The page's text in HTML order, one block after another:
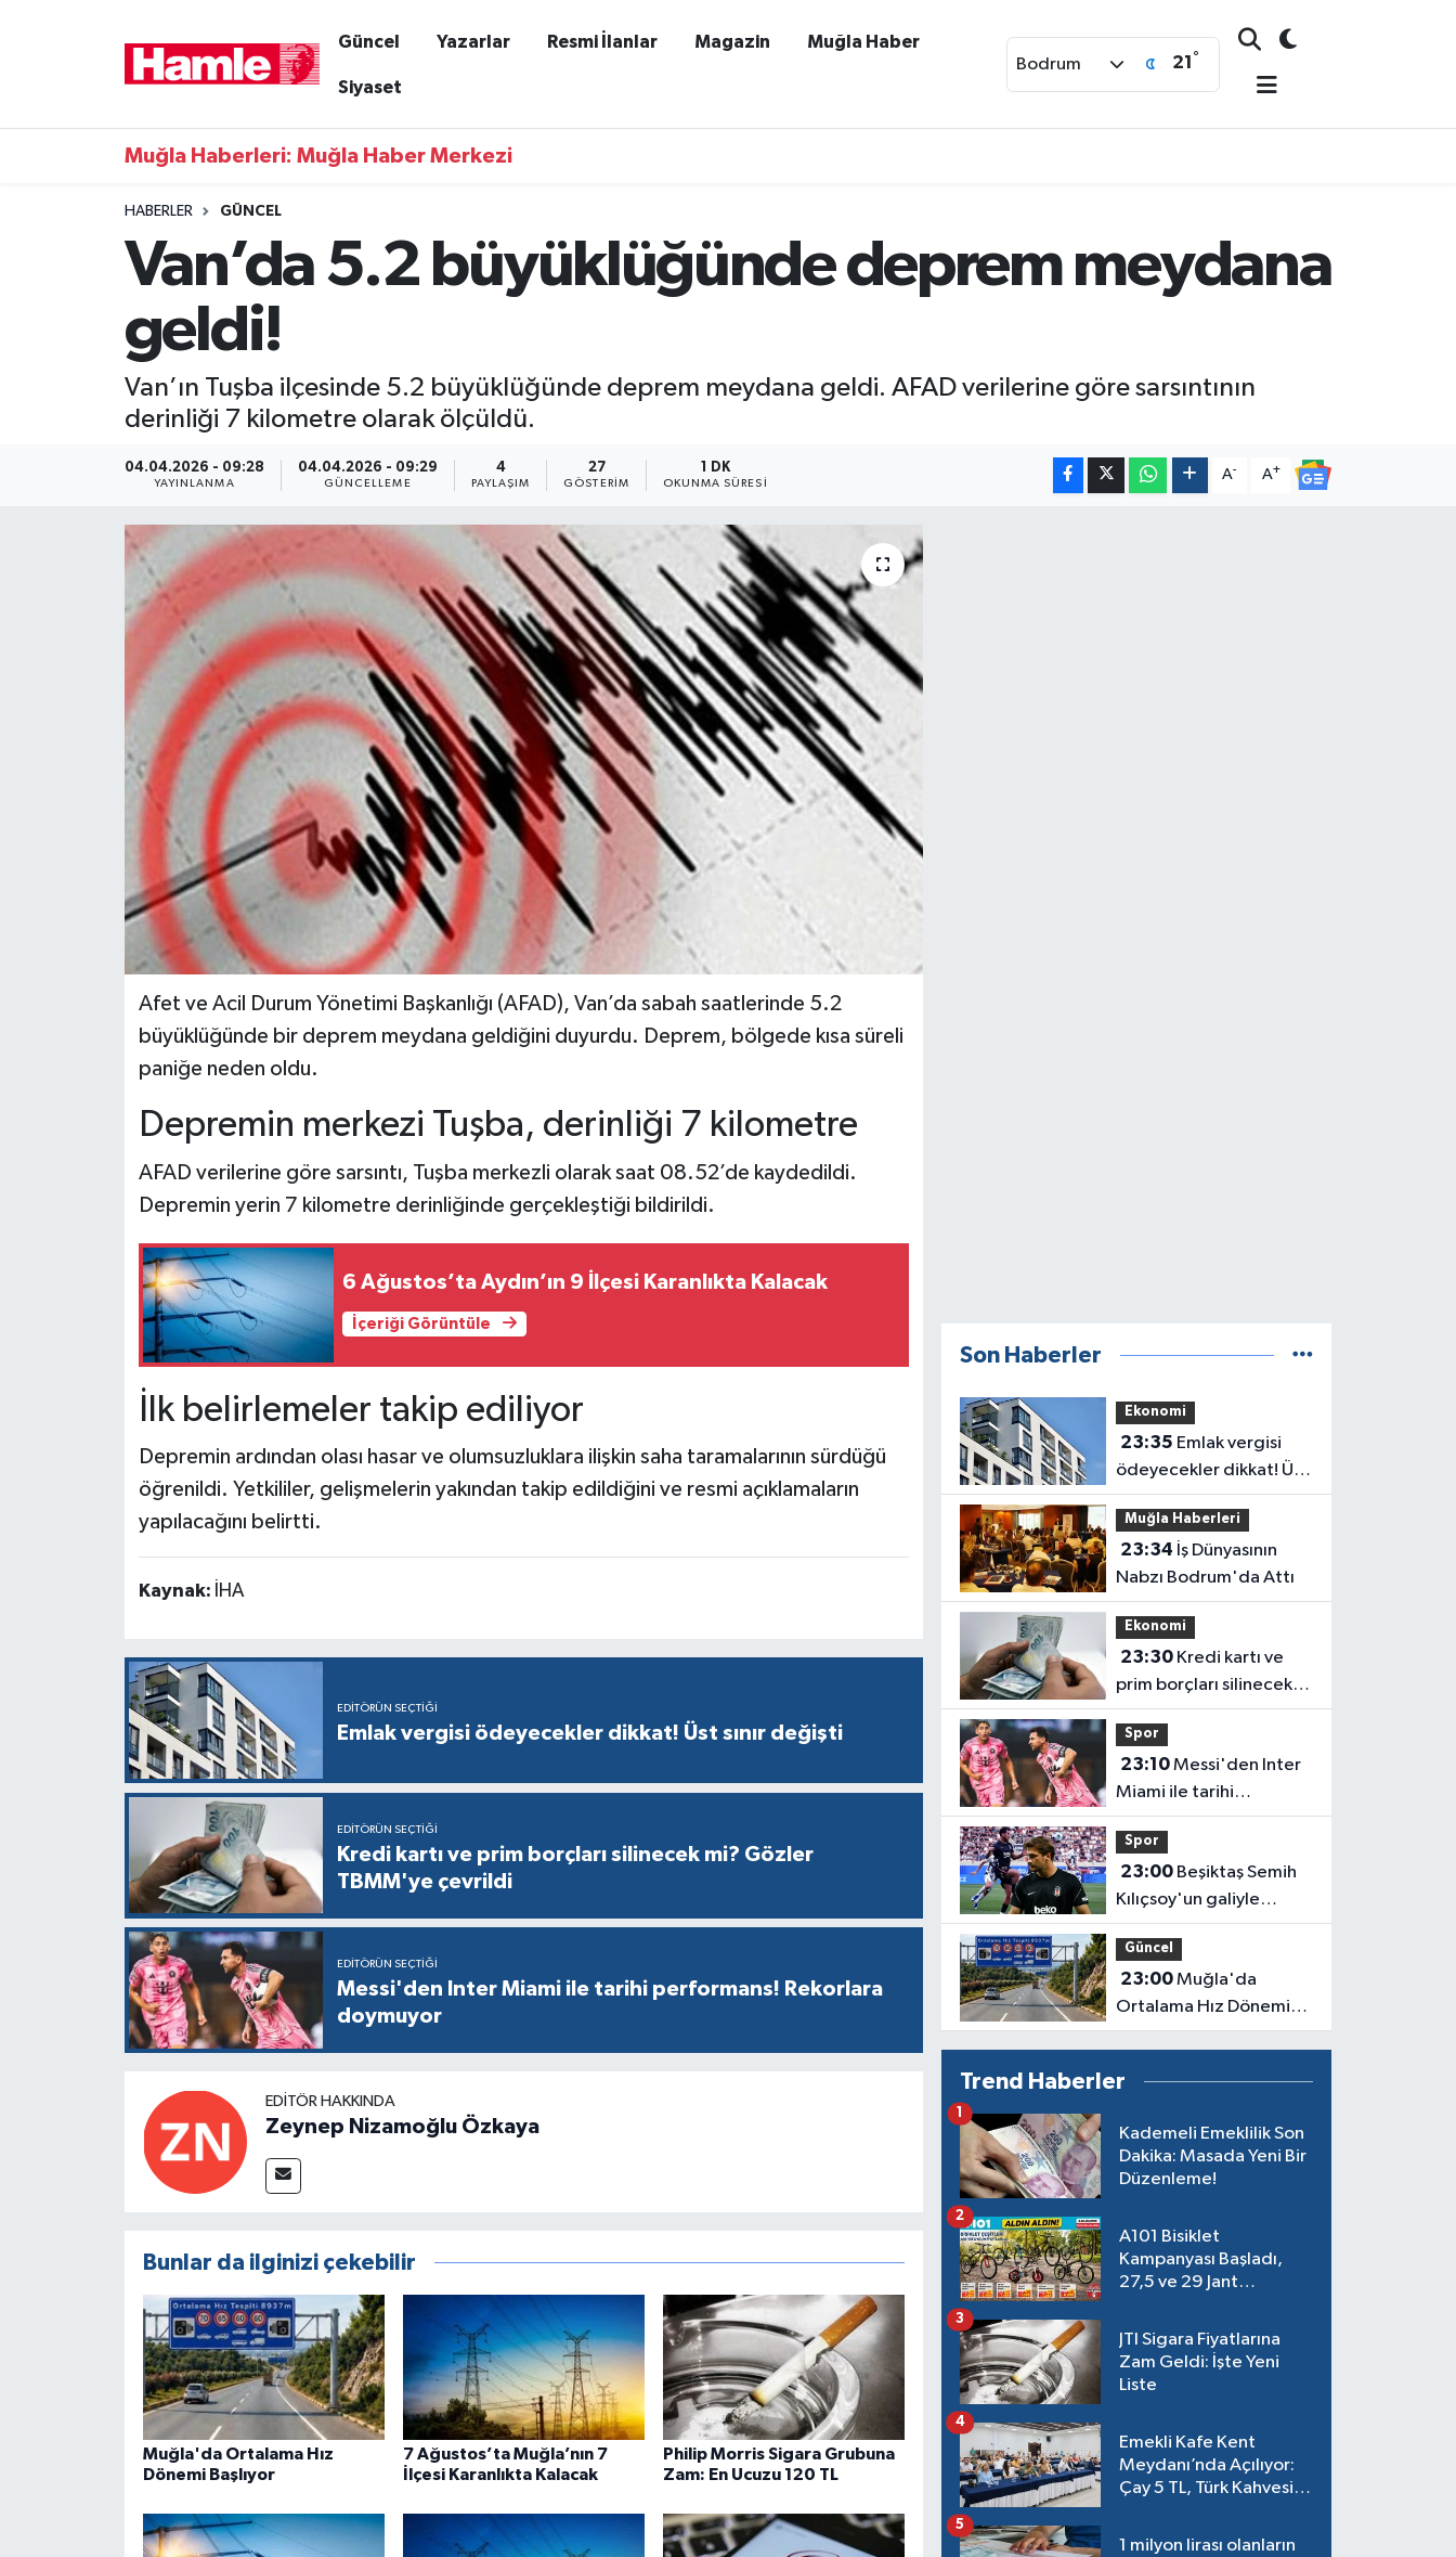
Güncel Yazarlar Resmi İlanlar Magazin Muğla Haber
Siyaset
Bodrum 21 °
Muğla Haberleri: Muğla Haber Merkezi
HABERLER GÜNCEL
Van’da 5.2 büyüklüğünde deprem meydana
geldi!
Van’ın Tuşba ilçesinde 5.2 büyüklüğünde deprem meydana geldi. AFAD verilerine göre sarsıntının
derinliği 7 kilometre olarak ölçüldü.
04.04.2026 - 09:28
YAYINLANMA
04.04.2026 - 09:29
GÜNCELLEME
4
PAYLAŞIM
27
GÖSTERIM
1 DK
OKUNMA SÜRESI
A- A+
Afet ve Acil Durum Yönetimi Başkanlığı (AFAD), Van’da sabah saatlerinde 5.2
büyüklüğünde bir deprem meydana geldiğini duyurdu. Deprem, bölgede kısa süreli
paniğe neden oldu.
Depremin merkezi Tuşba, derinliği 7 kilometre
AFAD verilerine göre sarsıntı, Tuşba merkezli olarak saat 08.52’de kaydedildi.
Depremin yerin 7 kilometre derinliğinde gerçekleştiği bildirildi.
6 Ağustos’ta Aydın’ın 9 İlçesi Karanlıkta Kalacak
İçeriği Görüntüle
İlk belirlemeler takip ediliyor
Depremin ardından olası hasar ve olumsuzluklara ilişkin saha taramalarının sürdüğü
öğrenildi. Yetkililer, gelişmelerin yakından takip edildiğini ve resmi açıklamaların
yapılacağını belirtti.
Kaynak: İHA
EDITÖRÜN SEÇTIĞI
Emlak vergisi ödeyecekler dikkat! Üst sınır değişti
EDITÖRÜN SEÇTIĞI
Kredi kartı ve prim borçları silinecek mi? Gözler
TBMM'ye çevrildi
EDITÖRÜN SEÇTIĞI
Messi'den Inter Miami ile tarihi performans! Rekorlara
doymuyor
EDITÖR HAKKINDA
Zeynep Nizamoğlu Özkaya
Bunlar da ilginizi çekebilir
Muğla'da Ortalama Hız
Dönemi Başlıyor
7 Ağustos’ta Muğla’nın 7
İlçesi Karanlıkta Kalacak
Philip Morris Sigara Grubuna
Zam: En Ucuzu 120 TL
Son Haberler
Ekonomi
23:35
ödeyecekler dikkat! Üst
sınır değişti
Muğla Haberleri
23:34
Nabzı Bodrum'da Attı
Ekonomi
23:30Kredi kartı ve
prim borçları silinecek
mi? Gözler TBMM'ye
çevrildi
Spor
23:10Messi'den Inter
Miami ile tarihi
performans! Rekorlara
doymuyor
Spor
23:00Beşiktaş Semih
Kılıçsoy'un galiyle
avantajı elde etti!
Güncel
23:00Muğla'da
Ortalama Hız Dönemi
Başlıyor
Trend Haberler
Kademeli Emeklilik Son
Dakika: Masada Yeni Bir
Düzenleme!
1
A101 Bisiklet
Kampanyası Başladı,
27,5 ve 29 Jant
2
JTI Sigara Fiyatlarına
Zam Geldi: İşte Yeni
Liste
3
Emekli Kafe Kent
Meydanı’nda Açılıyor:
Çay 5 TL, Türk Kahvesi
4
1 milyon lirası olanların
5
Magazin
Muğla Nöbetçi Eczaneler
Muğla Trafik Yoğunluk Haritası
Süper Lig Puan Durumu ve Fikstür
Tüm Manşetler
Son Dakika Haberleri
Haber Arşivi